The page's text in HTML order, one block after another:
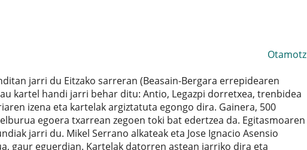
Otamotz
jarri du Eitzako sarreran (Beasain-Bergara errepidearen
kartel handi jarri behar ditu: Antio, Legazpi dorretxea, trenbidea
izena eta kartelak argiztatuta egongo dira. Gainera, 500
egoera txarrean zegoen toki bat edertzea da. Egitasmoaren
jarri du. Mikel Serrano alkateak eta Jose Ignacio Asensio
gaur eguerdian. Kartelak datorren astean jarriko dira eta